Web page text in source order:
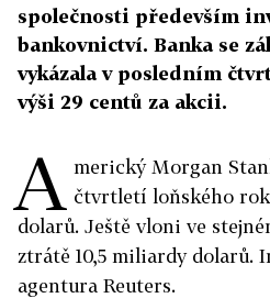
společnosti především
bankovnictví. Banka se
vykázala v posledním
výši 29 centů za akcii.
A merický Morgan
čtvrtletí loňského
dolarů. Ještě vloni ve
ztrátě 10,5 miliardy dolarů.
agentura Reuters.